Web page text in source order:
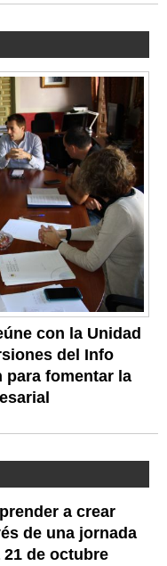
con la Unidad
del Info
para fomentar la
a crear
de una jornada
de octubre